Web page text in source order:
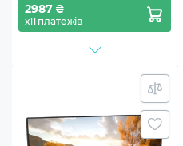
2987 ₴
х11 платежів